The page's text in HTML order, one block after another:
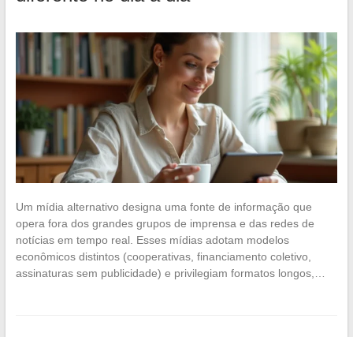
Um mídia alternativo designa uma fonte de informação que
opera fora dos grandes grupos de imprensa e das redes de
notícias em tempo real. Esses mídias adotam modelos
econômicos distintos (cooperativas, financiamento coletivo,
assinaturas sem publicidade) e privilegiam formatos longos,…